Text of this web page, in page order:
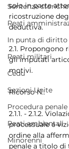
Sentenze storiche
Reati
In punta di diritto
Reati militari
Cedu
Sezioni Unite
Procedura penale
Reati ambientali
Minorenni
solo in parte
ricostruzione
deduttiva.
2.1. Propongono
gli imputati
motivi.
Ricorso N..
2.1.1. - 2.1.2.
processuale e
ordine alla
penale a titolo